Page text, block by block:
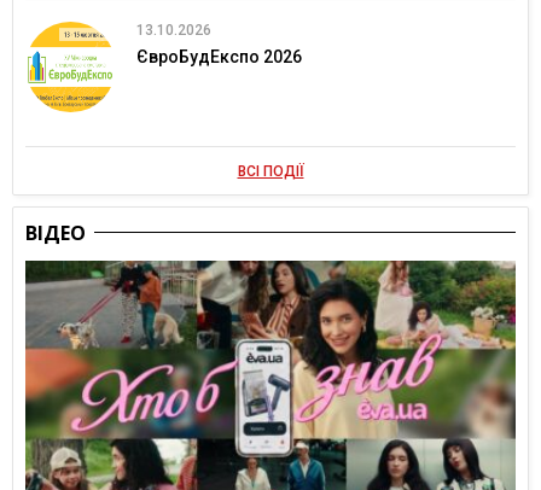
13.10.2026
ЄвроБудЕкспо 2026
ВСІ ПОДІЇ
ВІДЕО